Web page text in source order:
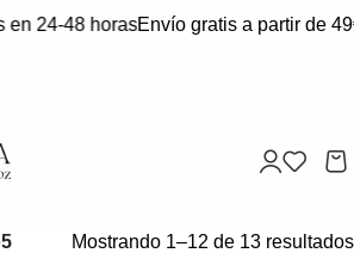
24-48 horasEnvío gratis a partir de 49€
Mostrando 1–12 de 13 resultados